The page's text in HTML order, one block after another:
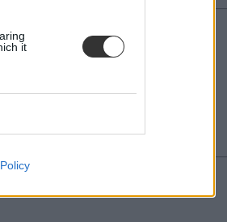
it
megkérdezett nyelvtanár.